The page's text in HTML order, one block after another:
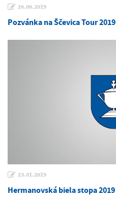
26.06.2019
Pozvánka na Ščevica Tour 2019
23.01.2019
Hermanovská biela stopa 2019